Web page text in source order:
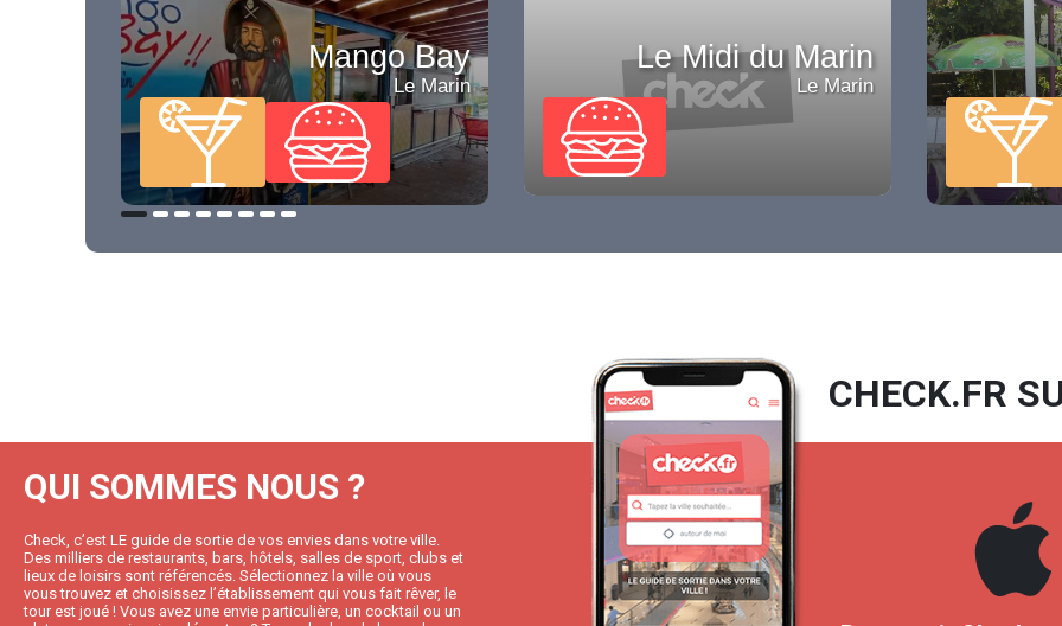
Mango Bay
Le Marin
Le Midi du Marin
Le Marin
QUI SOMMES NOUS ?
Check, c’est LE guide de sortie de vos envies dans votre ville.
Des milliers de restaurants, bars, hôtels, salles de sport, clubs et
lieux de loisirs sont référencés. Sélectionnez la ville où vous
vous trouvez et choisissez l’établissement qui vous fait rêver, le
tour est joué ! Vous avez une envie particulière, un cocktail ou un
CHECK.FR